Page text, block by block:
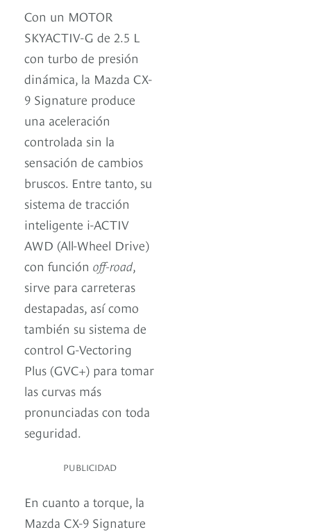
Con un MOTOR
SKYACTIV-G de 2.5 L
con turbo de presión
dinámica, la Mazda CX-
9 Signature produce
una aceleración
controlada sin la
sensación de cambios
bruscos. Entre tanto, su
sistema de tracción
inteligente i-ACTIV
AWD (All-Wheel Drive)
con función off-road,
sirve para carreteras
destapadas, así como
también su sistema de
control G-Vectoring
Plus (GVC+) para tomar
las curvas más
pronunciadas con toda
seguridad.
PUBLICIDAD
En cuanto a torque, la
Mazda CX-9 Signature